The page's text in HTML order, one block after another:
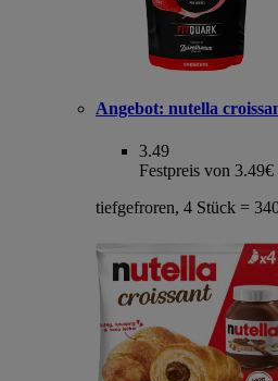
Angebot: nutella
3.49
Festpreis von 3.49€
tiefgefroren, 4 Stück =